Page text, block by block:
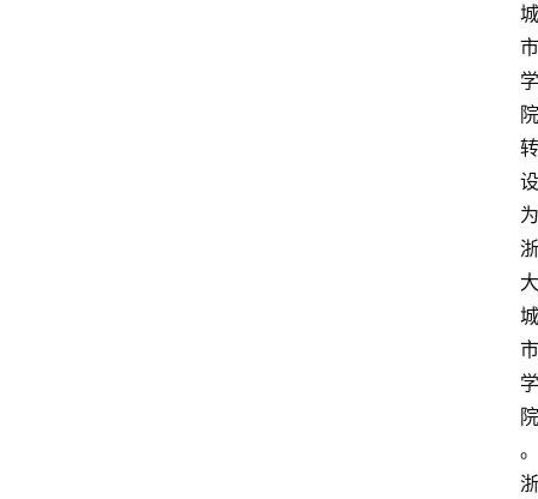
城
市
学
院
转
设
为
浙
大
城
市
学
院
。
浙